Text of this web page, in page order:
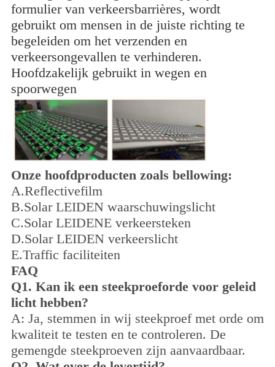
formulier van verkeersbarrières, wordt
gebruikt om mensen in de juiste richting te
begeleiden om het verzenden en
verkeersongevallen te verhinderen.
Hoofdzakelijk gebruikt in wegen en
spoorwegen
Onze hoofdproducten zoals bellowing:
A.Reflectivefilm
B.Solar LEIDEN waarschuwingslicht
C.Solar LEIDENE verkeersteken
D.Solar LEIDEN verkeerslicht
E.Traffic faciliteiten
FAQ
Q1. Kan ik een steekproeforde voor geleid
licht hebben?
A: Ja, stemmen in wij steekproef met orde om
kwaliteit te testen en te controleren. De
gemengde steekproeven zijn aanvaardbaar.